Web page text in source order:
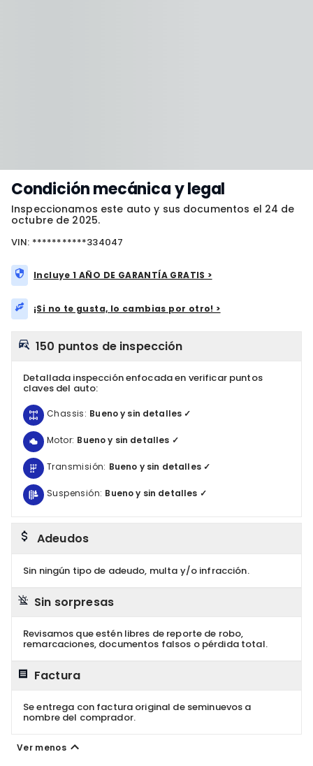
Condición mecánica y legal
Inspeccionamos este auto y sus documentos el 24 de
octubre de 2025.
VIN: ***********334047
Incluye 1 AÑO DE GARANTÍA GRATIS >
¡Si no te gusta, lo cambias por otro! >
150 puntos de inspección
Detallada inspección enfocada en verificar puntos
claves del auto:
Chassis: Bueno y sin detalles ✓
Motor: Bueno y sin detalles ✓
Transmisión: Bueno y sin detalles ✓
Suspensión: Bueno y sin detalles ✓
Adeudos
Sin ningún tipo de adeudo, multa y/o infracción.
Sin sorpresas
Revisamos que estén libres de reporte de robo,
remarcaciones, documentos falsos o pérdida total.
Factura
Se entrega con factura original de seminuevos a
nombre del comprador.
Ver menos